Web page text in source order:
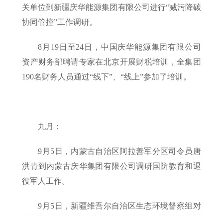
关单位到新疆庆华能源集团有限公司进行“减污降碳
协同管控”工作调研。
8月19日至24日，中国庆华能源集团有限公司
资产财务部聘请专家在北京开展财税培训，全集团
190名财务人员通过“线下”、“线上”参加了培训。
九月：
9月5日，内蒙古自治区阿拉善军分区司令员唐
洪青到内蒙古庆华集团有限公司调研国防教育和退
役军人工作。
9月5日，新疆维吾尔自治区生态环境督察组对